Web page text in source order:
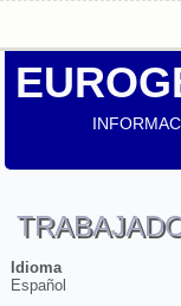
Idioma
Español